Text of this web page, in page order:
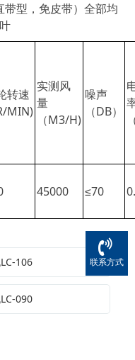
型，免皮带）全部均
转速
MIN)
实测风
量
（M3/H)
噪声
（DB）
45000 ≤70
106
090
联系方式